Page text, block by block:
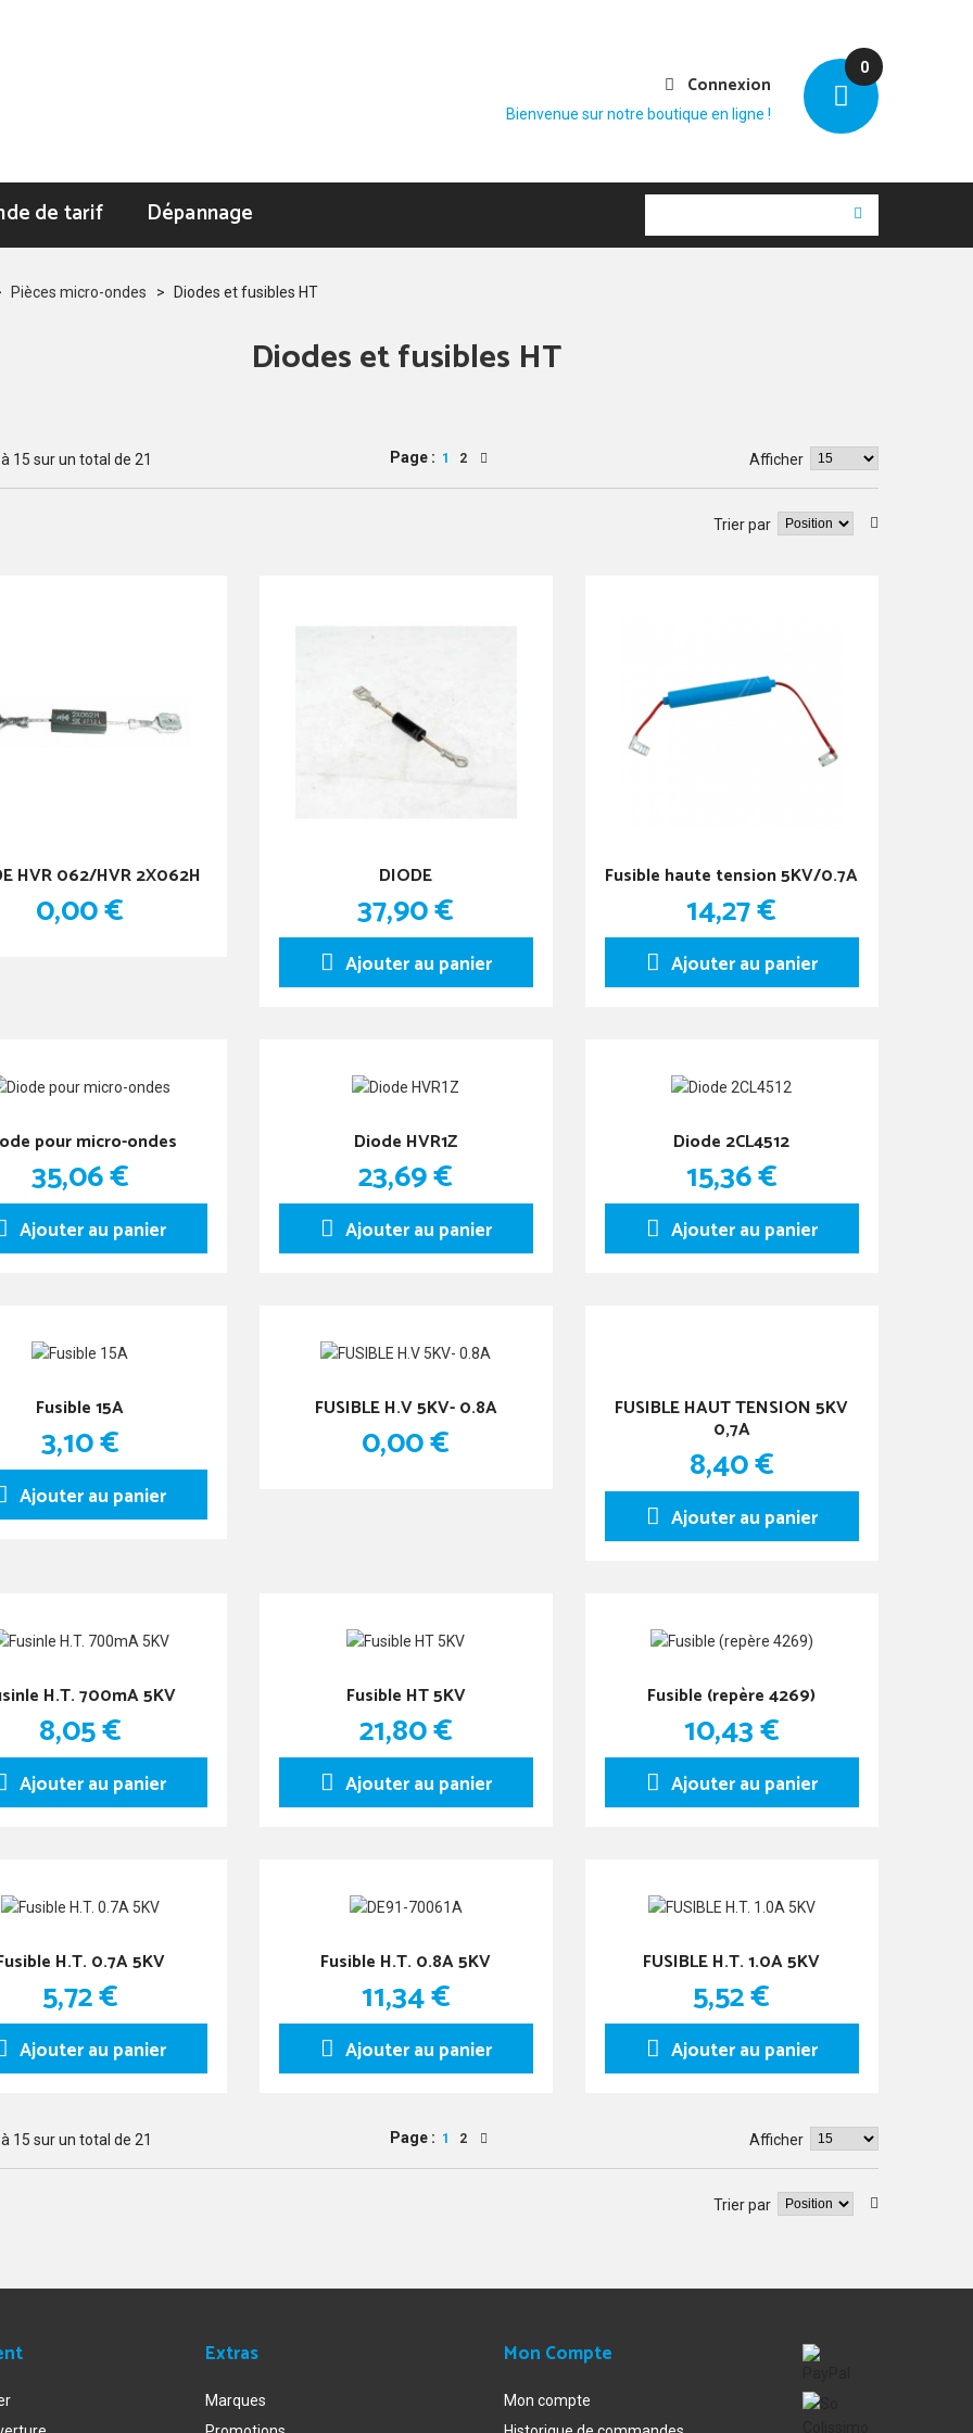
0
Connexion
Bienvenue sur notre boutique en ligne !
de tarif Dépannage
Pièces micro-ondes > Diodes et fusibles HT
Diodes et fusibles HT
15 sur un total de 21 Afficher
Page : 1 2
Trier par
HVR 062/HVR 2X062H
0,00 €
DIODE
37,90 €
Ajouter au panier
Fusible haute tension 5KV/0.7A
14,27 €
Ajouter au panier
pour micro-ondes
35,06 €
Ajouter au panier
Diode HVR1Z
23,69 €
Ajouter au panier
Diode 2CL4512
15,36 €
Ajouter au panier
Fusible 15A
3,10 €
Ajouter au panier
FUSIBLE H.V 5KV- 0.8A
0,00 €
FUSIBLE HAUT TENSION 5KV
0,7A
8,40 €
Ajouter au panier
H.T. 700mA 5KV
8,05 €
Ajouter au panier
Fusible HT 5KV
21,80 €
Ajouter au panier
Fusible (repère 4269)
10,43 €
Ajouter au panier
H.T. 0.7A 5KV
5,72 €
Ajouter au panier
Fusible H.T. 0.8A 5KV
11,34 €
Ajouter au panier
FUSIBLE H.T. 1.0A 5KV
5,52 €
Ajouter au panier
15 sur un total de 21 Afficher
Page : 1 2
Trier par
Extras
Marques
Mon Compte
Mon compte